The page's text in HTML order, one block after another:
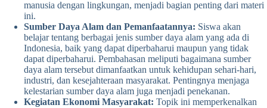
manusia dengan lingkungan, menjadi bagian penting dari materi
ini.
Sumber Daya Alam dan Pemanfaatannya: Siswa akan
belajar tentang berbagai jenis sumber daya alam yang ada di
Indonesia, baik yang dapat diperbaharui maupun yang tidak
dapat diperbaharui. Pembahasan meliputi bagaimana sumber
daya alam tersebut dimanfaatkan untuk kehidupan sehari-hari,
industri, dan kesejahteraan masyarakat. Pentingnya menjaga
kelestarian sumber daya alam juga menjadi penekanan.
Kegiatan Ekonomi Masyarakat: Topik ini memperkenalkan